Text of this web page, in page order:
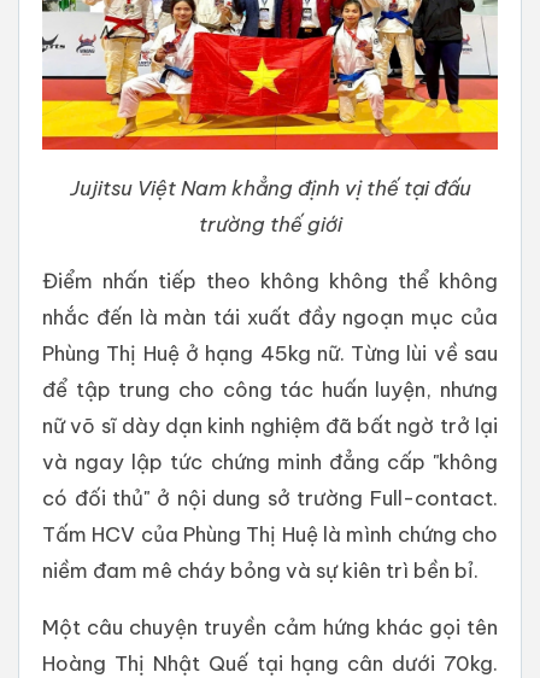
Jujitsu Việt Nam khẳng định vị thế tại đấu
trường thế giới
Điểm nhấn tiếp theo không không thể không
nhắc đến là màn tái xuất đầy ngoạn mục của
Phùng Thị Huệ ở hạng 45kg nữ. Từng lùi về sau
để tập trung cho công tác huấn luyện, nhưng
nữ võ sĩ dày dạn kinh nghiệm đã bất ngờ trở lại
và ngay lập tức chứng minh đẳng cấp "không
có đối thủ" ở nội dung sở trường Full-contact.
Tấm HCV của Phùng Thị Huệ là mình chứng cho
niềm đam mê cháy bỏng và sự kiên trì bền bỉ.
Một câu chuyện truyền cảm hứng khác gọi tên
Hoàng Thị Nhật Quế tại hạng cân dưới 70kg.